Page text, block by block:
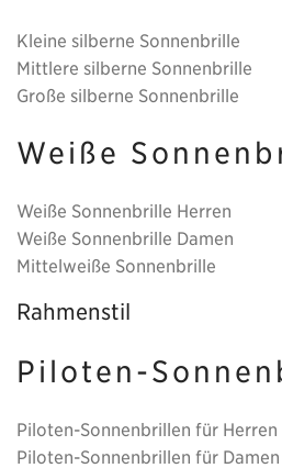
Kleine silberne Sonnenbrille
Mittlere silberne Sonnenbrille
Große silberne Sonnenbrille
Weiße
Weiße Sonnenbrille Herren
Weiße Sonnenbrille Damen
Mittelweiße Sonnenbrille
Rahmenstil
Piloten-
Piloten-Sonnenbrillen für Herren
Piloten-Sonnenbrillen für Damen